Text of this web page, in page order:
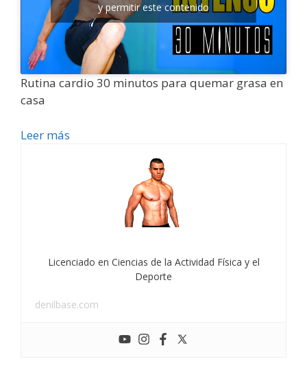
y permitir este contenido
Rutina cardio 30 minutos para quemar grasa en
casa
Leer más
Licenciado en Ciencias de la Actividad Física y el
Deporte
denilbase.com